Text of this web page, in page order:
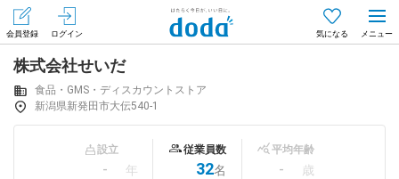
会員登録 ログイン 気になる
会員登録（無料）
はじめてdodaをご利用される方へ
株式会社せいだ
食品・GMS・ディスカウントストア
新潟県新発田市大伝540-1
設立
- 年
従業員数
32名
平均年齢
- 歳